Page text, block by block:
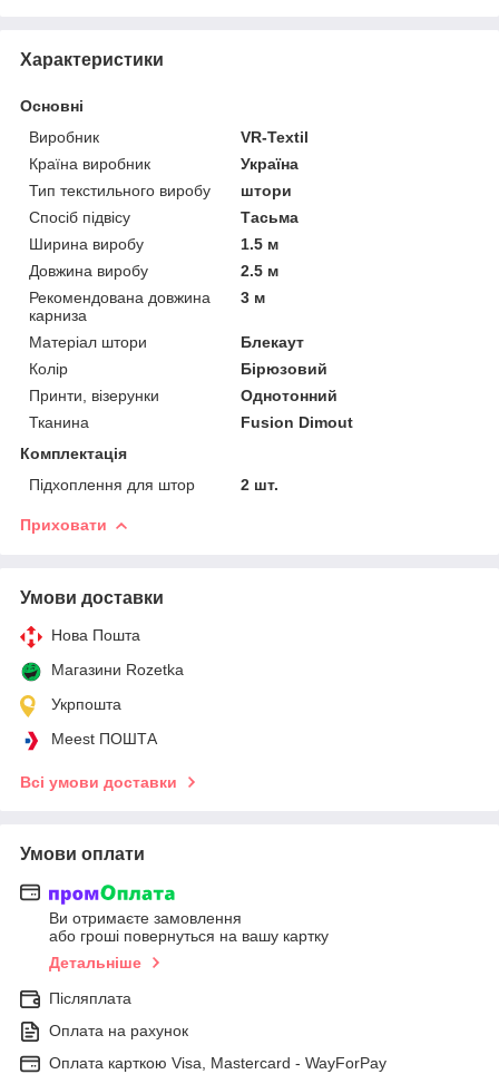
Характеристики
Основні
Виробник
VR-Textil
Країна виробник
Україна
Тип текстильного виробу
штори
Спосіб підвісу
Тасьма
Ширина виробу
1.5 м
Довжина виробу
2.5 м
Рекомендована довжина
карниза
3 м
Матеріал штори
Блекаут
Колір
Бірюзовий
Принти, візерунки
Однотонний
Тканина
Fusion Dimout
Комплектація
Підхоплення для штор
2 шт.
Приховати
Умови доставки
Нова Пошта
Магазини Rozetka
Укрпошта
Meest ПОШТА
Всі умови доставки
Умови оплати
Ви отримаєте замовлення
або гроші повернуться на вашу картку
Детальніше
Післяплата
Оплата на рахунок
Оплата карткою Visa, Mastercard - WayForPay